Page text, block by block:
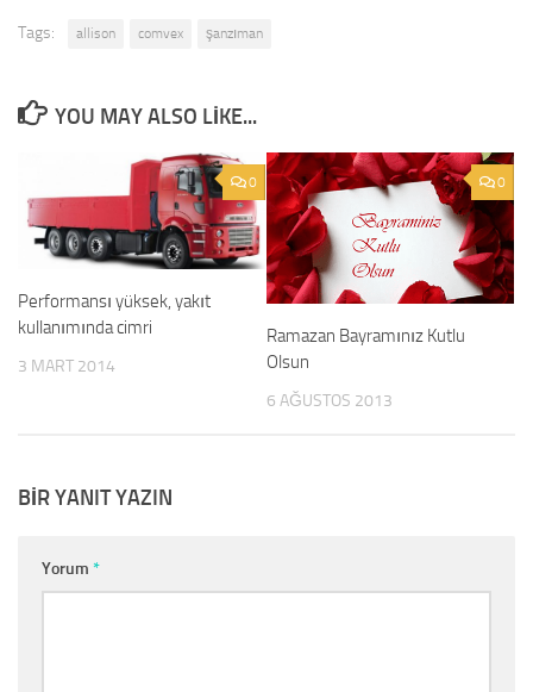
Tags: allison comvex şanzıman
YOU MAY ALSO LIKE...
0
Performansı yüksek, yakıt
kullanımında cimri
3 MART 2014
0
Ramazan Bayramınız Kutlu
Olsun
6 AĞUSTOS 2013
BIR YANIT YAZIN
Yorum *